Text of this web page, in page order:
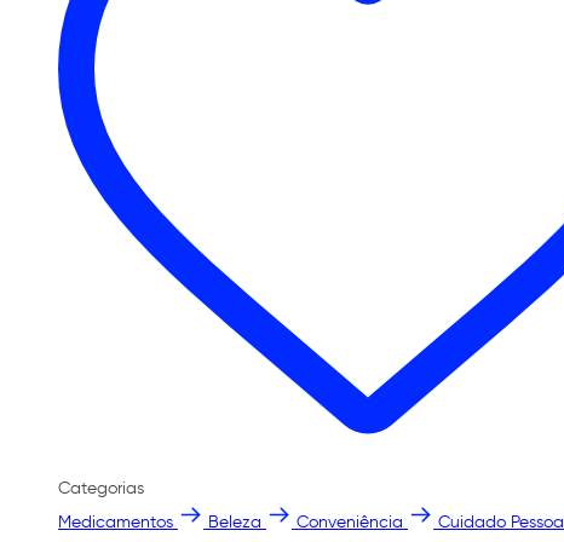
Categorias
Medicamentos
Beleza Conveniência Cuidado Pessoal